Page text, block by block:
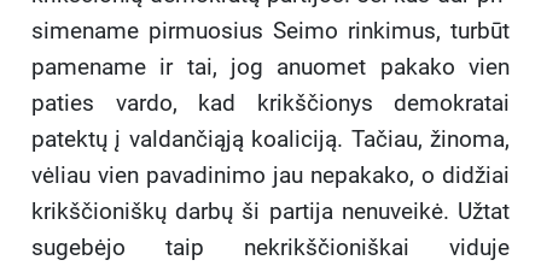
simename pirmuosius Seimo rinkimus, turbūt
pamename ir tai, jog anuomet pakako vien
paties vardo, kad krikščionys demokratai
patektų į valdan­čiąją koaliciją. Tačiau, žinoma,
vėliau vien pavadinimo jau nepakako, o didžiai
krikščioniškų darbų ši partija nenuveikė. Užtat
sugebėjo taip nekrikščioniškai viduje